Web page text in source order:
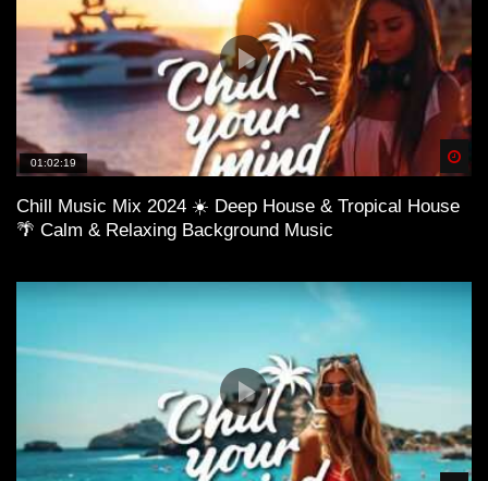
01:02:19
Chill Music Mix 2024 ☀️ Deep House & Tropical House
🌴 Calm & Relaxing Background Music